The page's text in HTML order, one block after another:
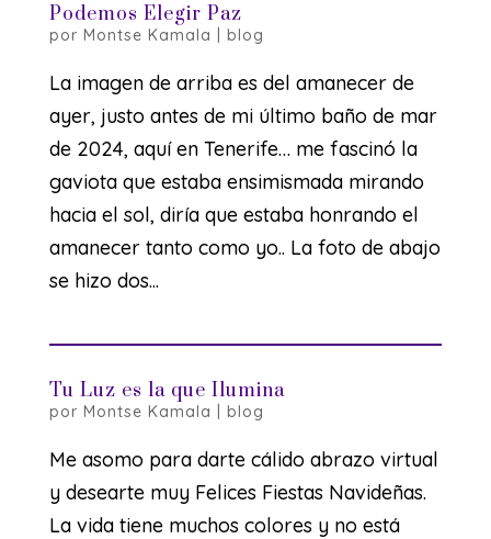
Podemos Elegir Paz
por Montse Kamala blog
La imagen de arriba es del amanecer de
ayer, justo antes de mi último baño de mar
de 2024, aquí en Tenerife… me fascinó la
gaviota que estaba ensimismada mirando
hacia el sol, diría que estaba honrando el
amanecer tanto como yo.. La foto de abajo
se hizo dos...
Tu Luz es la que Ilumina
por Montse Kamala blog
Me asomo para darte cálido abrazo virtual
y desearte muy Felices Fiestas Navideñas.
La vida tiene muchos colores y no está